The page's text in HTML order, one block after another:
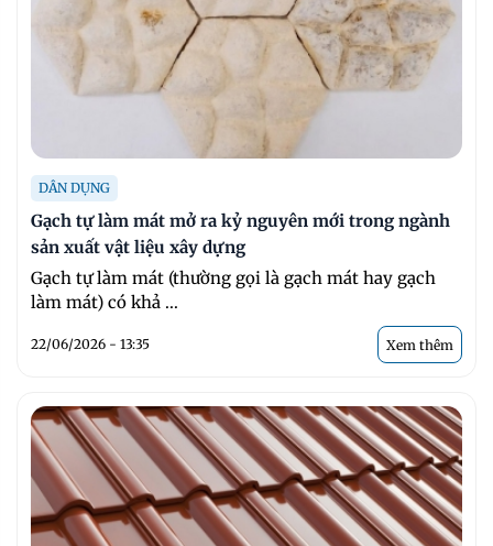
DÂN DỤNG
Gạch tự làm mát mở ra kỷ nguyên mới trong ngành
sản xuất vật liệu xây dựng
Gạch tự làm mát (thường gọi là gạch mát hay gạch
làm mát) có khả ...
22/06/2026 - 13:35 Xem thêm